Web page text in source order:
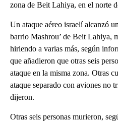
zona de Beit Lahiya, en el norte
Un ataque aéreo israelí alcanzó
barrio Mashrou’ de Beit Lahiya,
hiriendo a varias más, según
que añadieron que otras seis
ataque en la misma zona. Otras
ataque separado con aviones no
dijeron.
Otras seis personas murieron,